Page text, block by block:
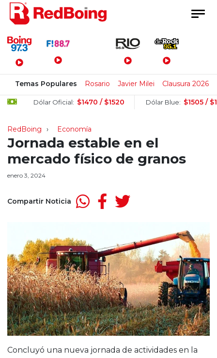
Menú Principal
Temas Populares Rosario Javier Milei Clausura 2026
Dólar Oficial: $1470 / $1520 Dólar Blue: $1505 / $1525
RedBoing Economía
Jornada estable en el
mercado físico de granos
enero 3, 2024
Compartir Noticia
Concluyó una nueva jornada de actividades en la